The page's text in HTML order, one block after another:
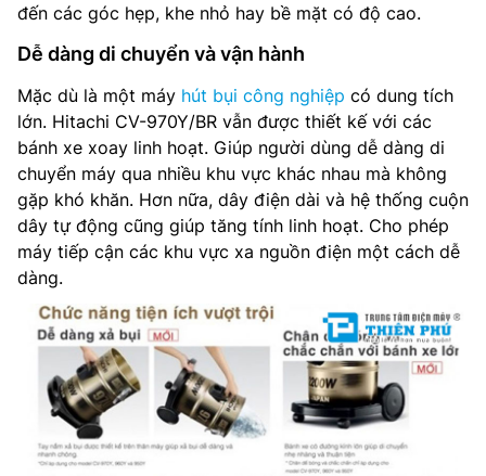
đến các góc hẹp, khe nhỏ hay bề mặt có độ cao.
Dễ dàng di chuyển và vận hành
Mặc dù là một máy hút bụi công nghiệp có dung tích
lớn. Hitachi CV-970Y/BR vẫn được thiết kế với các
bánh xe xoay linh hoạt. Giúp người dùng dễ dàng di
chuyển máy qua nhiều khu vực khác nhau mà không
gặp khó khăn. Hơn nữa, dây điện dài và hệ thống cuộn
dây tự động cũng giúp tăng tính linh hoạt. Cho phép
máy tiếp cận các khu vực xa nguồn điện một cách dễ
dàng.